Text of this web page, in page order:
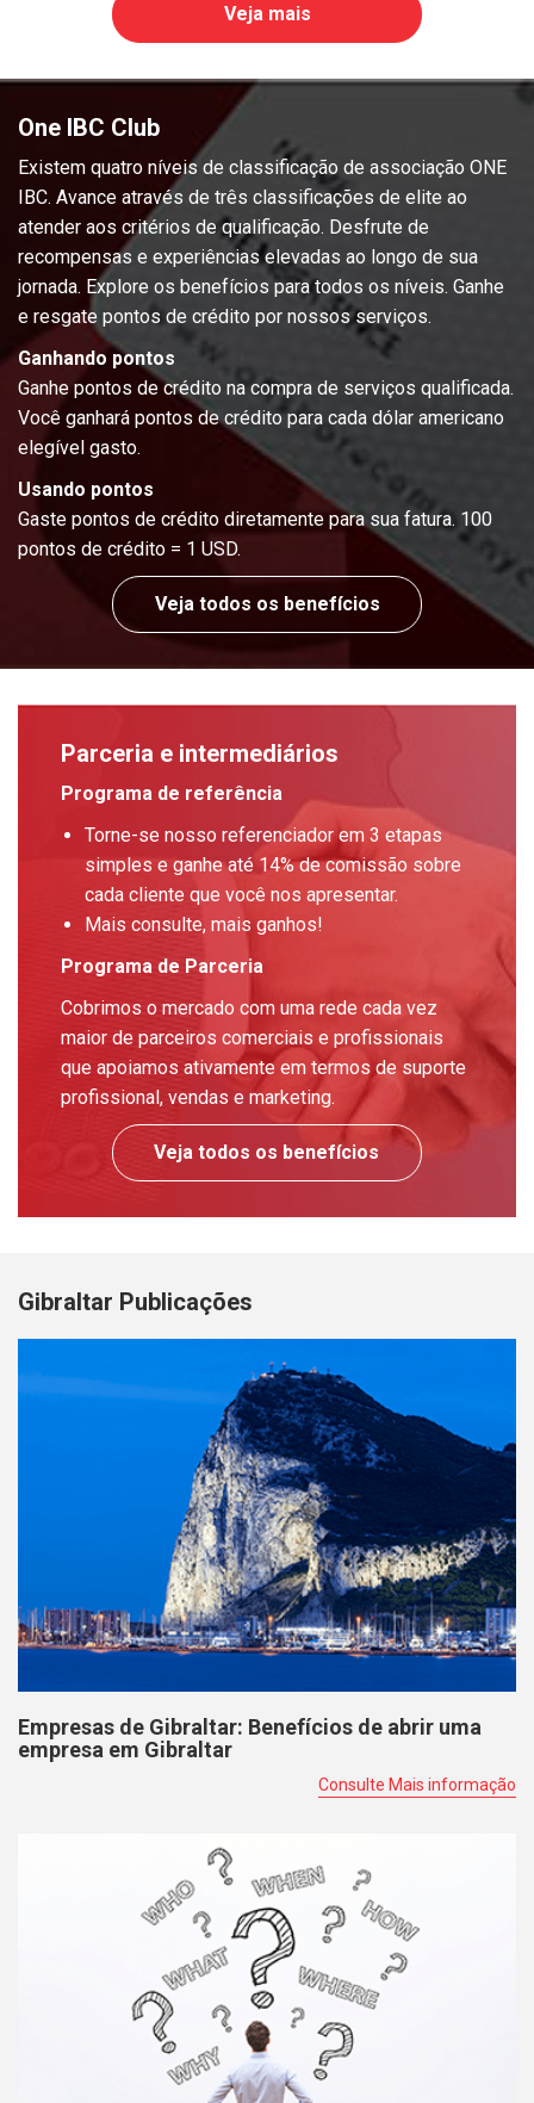
Veja mais
One IBC Club
Existem quatro níveis de classificação de associação ONE
IBC. Avance através de três classificações de elite ao
atender aos critérios de qualificação. Desfrute de
recompensas e experiências elevadas ao longo de sua
jornada. Explore os benefícios para todos os níveis. Ganhe
e resgate pontos de crédito por nossos serviços.
Ganhando pontos
Ganhe pontos de crédito na compra de serviços qualificada.
Você ganhará pontos de crédito para cada dólar americano
elegível gasto.
Usando pontos
Gaste pontos de crédito diretamente para sua fatura. 100
pontos de crédito = 1 USD.
Veja todos os benefícios
Parceria e intermediários
Programa de referência
Torne-se nosso referenciador em 3 etapas
simples e ganhe até 14% de comissão sobre
cada cliente que você nos apresentar.
Mais consulte, mais ganhos!
Programa de Parceria
Cobrimos o mercado com uma rede cada vez
maior de parceiros comerciais e profissionais
que apoiamos ativamente em termos de suporte
profissional, vendas e marketing.
Veja todos os benefícios
Gibraltar Publicações
Empresas de Gibraltar: Benefícios de abrir uma
empresa em Gibraltar
Consulte Mais informação